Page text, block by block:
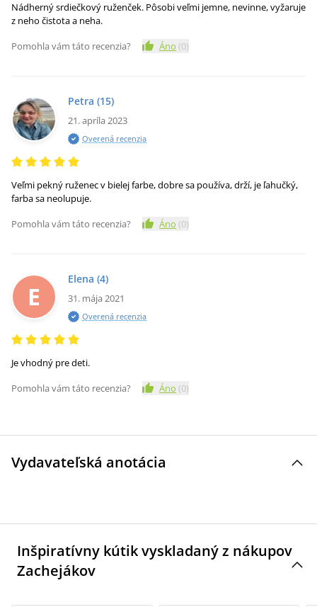
Nádherný srdiečkový ruženček. Pôsobi veľmi jemne, nevinne, vyžaruje
z neho čistota a neha.
Pomohla vám táto recenzia?
Áno (0)
Petra (15)
21. apríla 2023
Overená recenzia
Veľmi pekný ruženec v bielej farbe, dobre sa používa, drží, je ľahučký,
farba sa neolupuje.
Pomohla vám táto recenzia?
Áno (0)
E
Elena (4)
31. mája 2021
Overená recenzia
Je vhodný pre deti.
Pomohla vám táto recenzia?
Áno (0)
Vydavateľská anotácia
Inšpiratívny kútik vyskladaný z nákupov
Zachejákov